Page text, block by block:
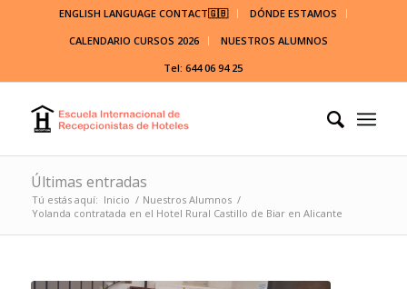
ENGLISH LANGUAGE CONTACT🇬🇧
DÓNDE ESTAMOS
CALENDARIO CURSOS 2026
NUESTROS ALUMNOS
Tel: 644 06 94 25
Últimas entradas
Tú estás aquí: Inicio / Nuestros Alumnos /
Yolanda contratada en el Hotel Rural Castillo de Biar en Alicante